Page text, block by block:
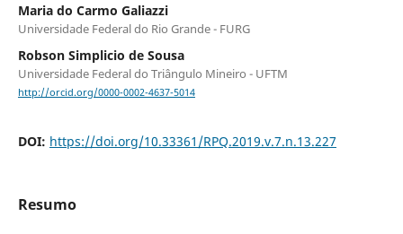
Maria do Carmo Galiazzi
Universidade Federal do Rio Grande - FURG
Robson Simplicio de Sousa
Universidade Federal do Triângulo Mineiro - UFTM
http://orcid.org/0000-0002-4637-5014
DOI: https://doi.org/10.33361/RPQ.2019.v.7.n.13.227
Resumo